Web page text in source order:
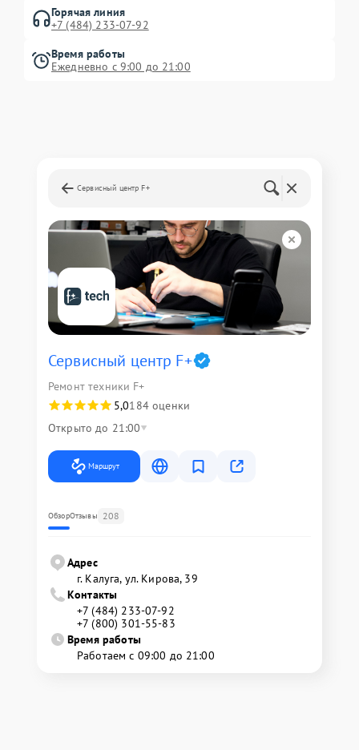
Горячая линия
+7 (484) 233-07-92
Время работы
Ежедневно с 9:00 до 21:00
Сервисный центр F+
Сервисный центр F+
Ремонт техники F+
5,0184 оценки
Открыто до 21:00
Маршрут
ОбзорОтзывы 208
Адрес
г. Калуга, ул. Кирова, 39
Контакты
+7 (484) 233-07-92
+7 (800) 301-55-83
Время работы
Работаем с 09:00 до 21:00